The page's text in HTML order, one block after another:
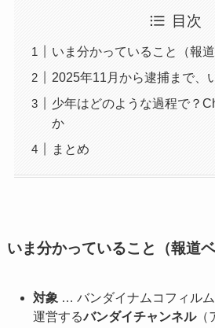
目次
いま分かっていること（報道
2025年11月から逮捕まで、
少年はどのような過程で？
か
まとめ
いま分かっていること（報道ベ
対象 … バンダイナムコフィル
運営するバンダイチャンネル（